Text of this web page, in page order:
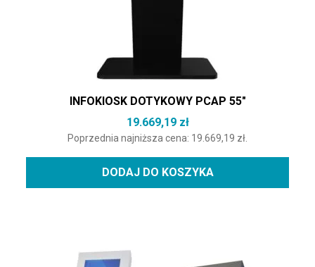
INFOKIOSK DOTYKOWY PCAP 55″
19.669,19 zł
Poprzednia najniższa cena: 19.669,19 zł
DODAJ DO KOSZYKA